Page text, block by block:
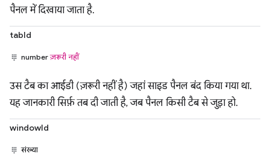
पैनल में दिखाया जाता है.
tabId
numberज़रूरी नहीं
उस टैब का आईडी (ज़रूरी नहीं है) जहां साइड पैनल बंद किया गया था.
यह जानकारी सिर्फ़ तब दी जाती है, जब पैनल किसी टैब से जुड़ा हो.
windowId
संख्या